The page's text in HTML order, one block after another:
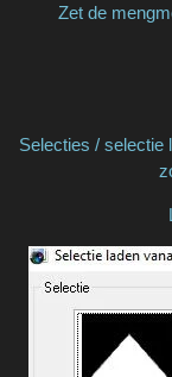
Zet de
Selecties / selectie